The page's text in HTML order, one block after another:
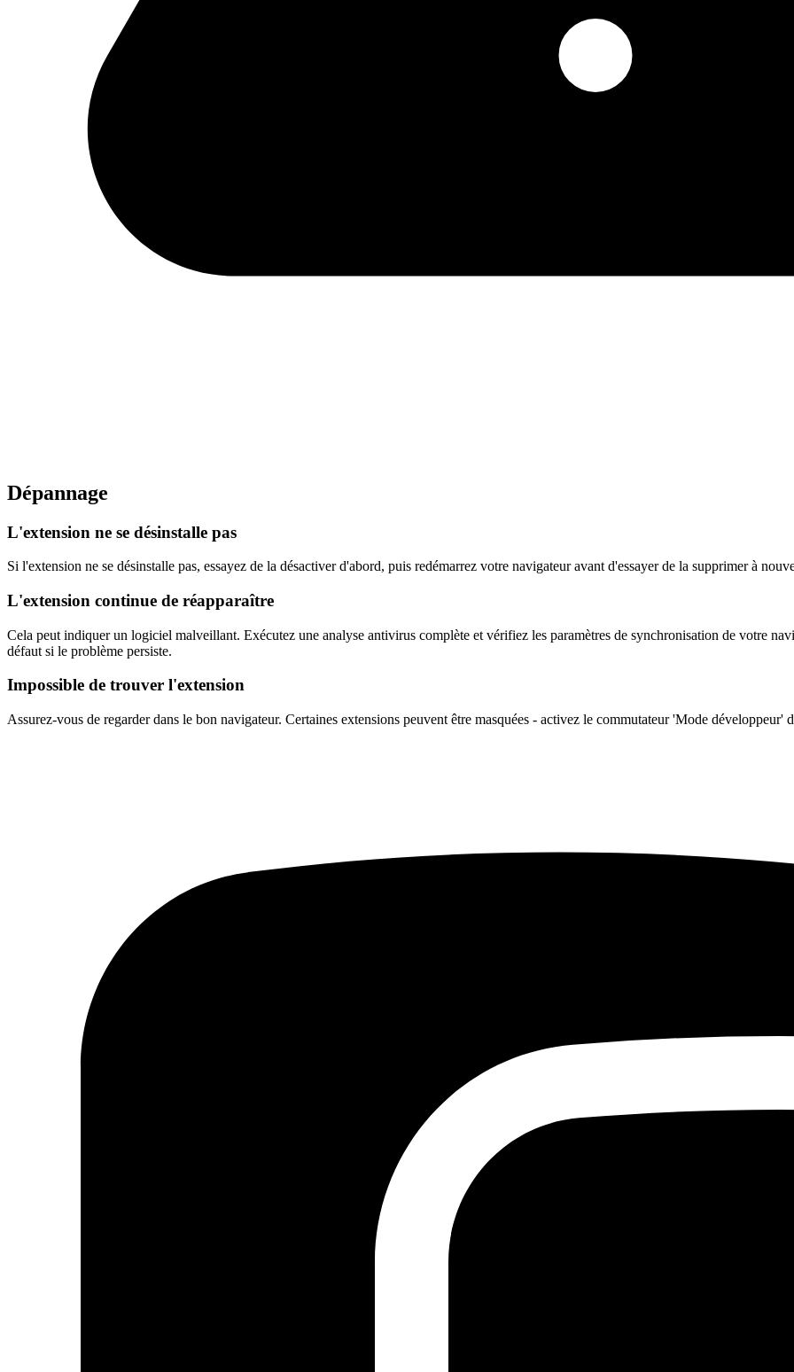
Dépannage
L'extension ne se désinstalle pas
Si l'extension ne se désinstalle pas, essayez de la désactiver d'abord, puis redémarrez votre navigateur avant d'essayer de la supprimer à
L'extension continue de réapparaître
Cela peut indiquer un logiciel malveillant. Exécutez une analyse antivirus complète et vérifiez les paramètres de synchronisation de votre
défaut si le problème persiste.
Impossible de trouver l'extension
Assurez-vous de regarder dans le bon navigateur. Certaines extensions peuvent être masquées - activez le commutateur 'Mode